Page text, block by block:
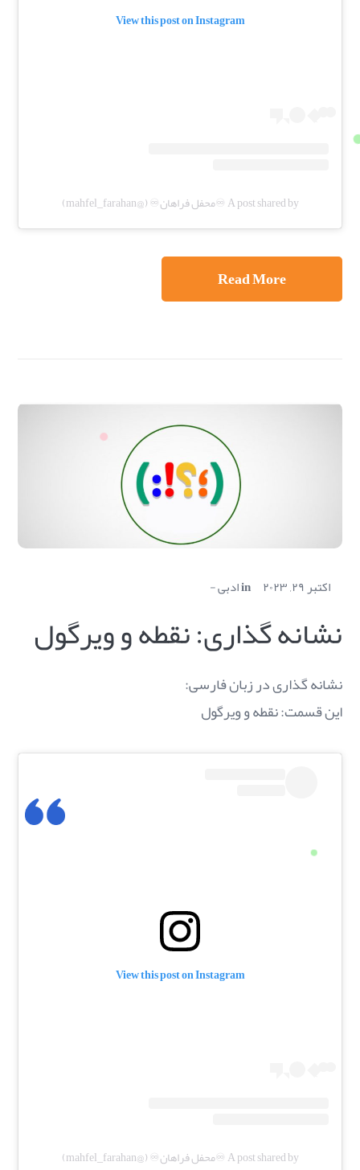
View this post on Instagram
A post shared by ♾️محفل فراهان♾️ (@mahfel_farahan)
Read More
اکتبر ۲۹, ۲۰۲۳ inادبی
نشانه گذاری: نقطه و ویرگول
نشانه گذاری در زبان فارسی:
این قسمت: نقطه و ویرگول
View this post on Instagram
A post shared by ♾️محفل فراهان♾️ (@mahfel_farahan)